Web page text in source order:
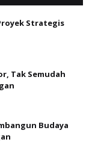
Strategis
Tak Semudah
Budaya